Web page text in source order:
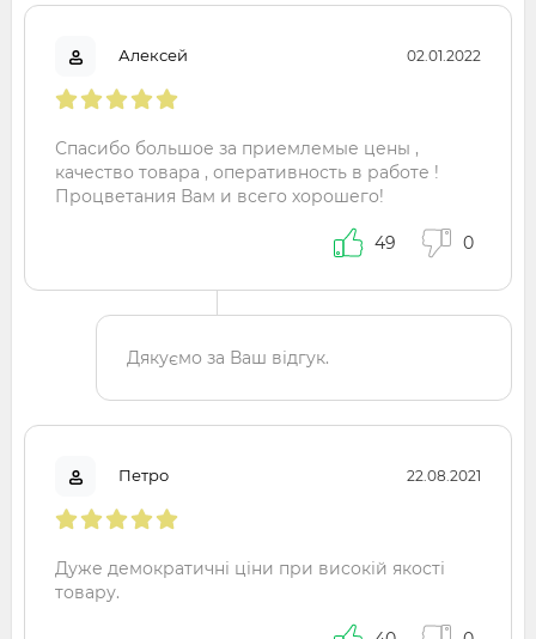
Алексей 02.01.2022
Спасибо большое за приемлемые цены ,
качество товара , оперативность в работе !
Процветания Вам и всего хорошего!
49 0
Дякуємо за Ваш відгук.
Петро 22.08.2021
Дуже демократичні ціни при високій якості
товару.